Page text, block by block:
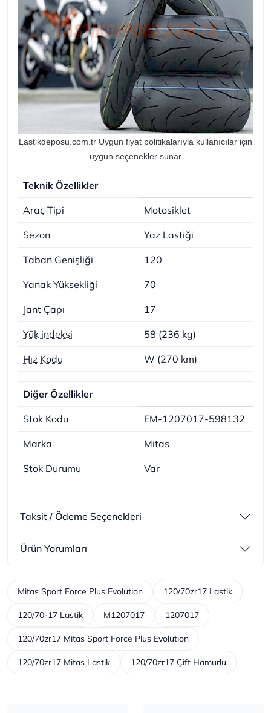
Lastikdeposu.com.tr Uygun fiyat politikalarıyla kullanıcılar için
uygun seçenekler sunar
Teknik Özellikler
Araç Tipi Motosiklet
Sezon Yaz Lastiği
Taban Genişliği 120
Yanak Yüksekliği 70
Jant Çapı 17
Yük indeksi 58 (236 kg)
Hız Kodu W (270 km)
Diğer Özellikler
Stok Kodu EM-1207017-598132
Marka Mitas
Stok Durumu Var
Taksit / Ödeme Seçenekleri
Ürün Yorumları
Mitas Sport Force Plus Evolution 120/70zr17 Lastik
120/70-17 Lastik M1207017 1207017
120/70zr17 Mitas Sport Force Plus Evolution
120/70zr17 Mitas Lastik 120/70zr17 Çift Hamurlu